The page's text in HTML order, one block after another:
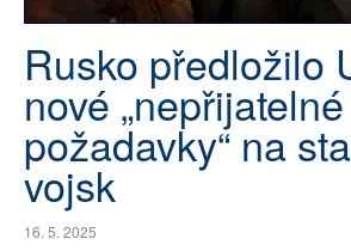
PŘÍSPĚVKY NA PROVOZ
SOCIÁLNÍ SÍTĚ
RUBRIKY
PLNÁ VERZE STRÁNEK
Rusko předložilo
nové „nepřijatelné
požadavky“ na
vojsk
16. 5. 2025